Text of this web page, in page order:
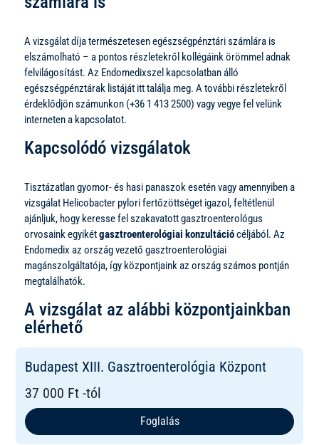
A vizsgálat díja természetesen egészségpénztári számlára is
elszámolható – a pontos részletekről kollégáink örömmel adnak
felvilágosítást. Az Endomedixszel kapcsolatban álló
egészségpénztárak listáját itt találja meg. A további részletekről
érdeklődjön számunkon (+36 1 413 2500) vagy vegye fel velünk
interneten a kapcsolatot.
Kapcsolódó vizsgálatok
Tisztázatlan gyomor- és hasi panaszok esetén vagy amennyiben a
vizsgálat Helicobacter pylori fertőzöttséget igazol, feltétlenül
ajánljuk, hogy keresse fel szakavatott gasztroenterológus
orvosaink egyikétgasztroenterológiai konzultációcéljából. Az
Endomedix az ország vezető gasztroenterológiai
magánszolgáltatója, így központjaink az ország számos pontján
megtalálhatók.
A vizsgálat az alábbi központjainkban
elérhető
Budapest XIII. Gasztroenterológia Központ
37 000 Ft -tól
Foglalás